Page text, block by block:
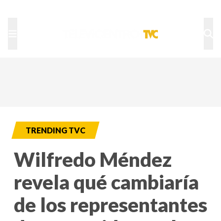
TRENDING TVC
Wilfredo Méndez
revela qué cambiaría
de los representantes